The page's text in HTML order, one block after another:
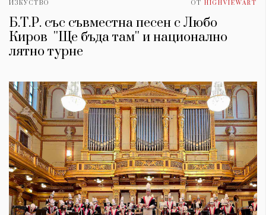
ИЗКУСТВО ОТ HIGHVIEWART
Б.Т.Р. със съвместна песен с Любо
Киров ''Ще бъда там'' и национално
лятно турне